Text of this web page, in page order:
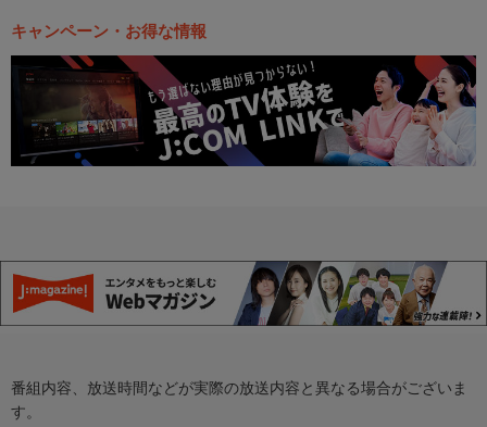
キャンペーン・お得な情報
番組内容、放送時間などが実際の放送内容と異なる場合がございま
す。